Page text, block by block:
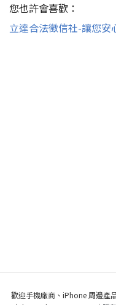
您也許會喜歡：
立達合法徵信社-讓您安
歡迎手機廠商、iPhone 周邊產